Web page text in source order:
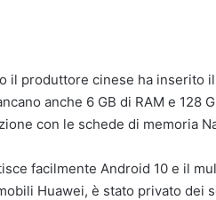
il produttore cinese ha
anche 6 GB di RAM e 128
con le schede di memoria
facilmente Android 10 e il
Huawei, è stato privato dei